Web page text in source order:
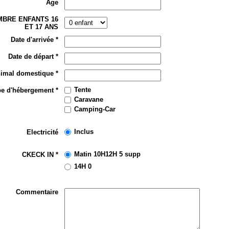
Age
ENFANTS 16
ET 17 ANS
Date d'arrivée *
Date de départ *
domestique *
d'hébergement *
Tente
Caravane
Camping-Car
Electricité Inclus
CKECK IN *
Matin 10H12H 5 supp
14H 0
Commentaire